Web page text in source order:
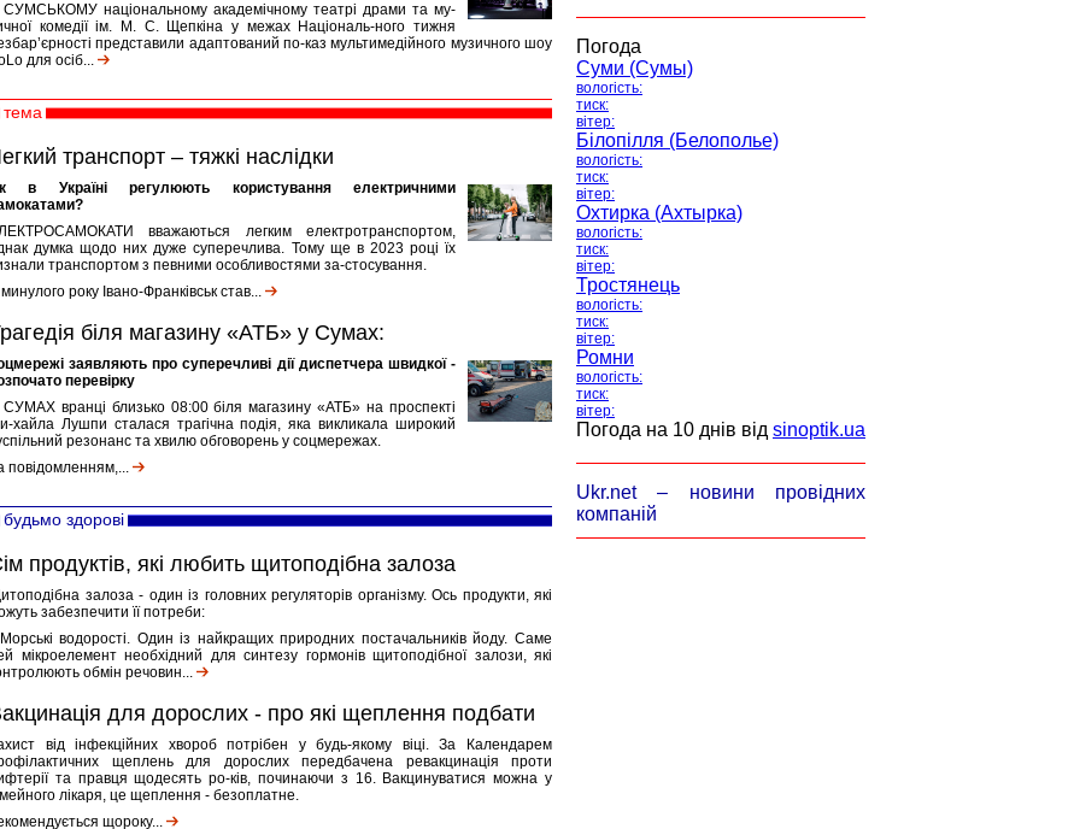
національному академічному театрі драми та му-
комедії ім. М. С. Щепкіна у межах Національ-ного тижня
представили адаптований по-каз мультимедійного музичного шоу
для осіб...
тема
транспорт – тяжкі наслідки
в Україні регулюють користування електричними
вважаються легким електротранспортом,
думка щодо них дуже суперечлива. Тому ще в 2023 році їх
транспортом з певними особливостями за-стосування.
року Івано-Франківськ став...
біля магазину «АТБ» у Сумах:
заявляють про суперечливі дії диспетчера швидкої -
перевірку
вранці близько 08:00 біля магазину «АТБ» на проспекті
хайла Лушпи сталася трагічна подія, яка викликала широкий
резонанс та хвилю обговорень у соцмережах.
повідомленням,...
будьмо здорові
продуктів, які любить щитоподібна залоза
залоза - один із головних регуляторів організму. Ось продукти, які
забезпечити її потреби:
водорості. Один із найкращих природних постачальників йоду. Саме
мікроелемент необхідний для синтезу гормонів щитоподібної залози, які
обмін речовин...
для дорослих - про які щеплення подбати
від інфекційних хвороб потрібен у будь-якому віці. За Календарем
щеплень для дорослих передбачена ревакцинація проти
та правця щодесять ро-ків, починаючи з 16. Вакцинуватися можна у
лікаря, це щеплення - безоплатне.
щороку...
Погода
Суми (Сумы)
вологість:
тиск:
вітер:
Білопілля (Белополье)
вологість:
тиск:
вітер:
Охтирка (Ахтырка)
вологість:
тиск:
вітер:
Тростянець
вологість:
тиск:
вітер:
Ромни
вологість:
тиск:
вітер:
Погода на 10 днів від sinoptik.ua
Ukr.net – новини провідних
компаній